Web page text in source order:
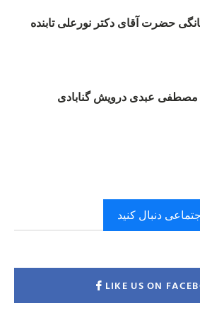
خانگی حضرت آقای دکتر نورعلی تابنده
مصطفی عبدی درویش گنابادی
دنبال کنید
LIKE US ON